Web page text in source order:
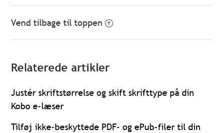
Vend tilbage til toppen
Relaterede artikler
Justér skriftstørrelse og skift skrifttype på din
Kobo e-læser
Tilføj ikke-beskyttede PDF- og ePub-filer til din